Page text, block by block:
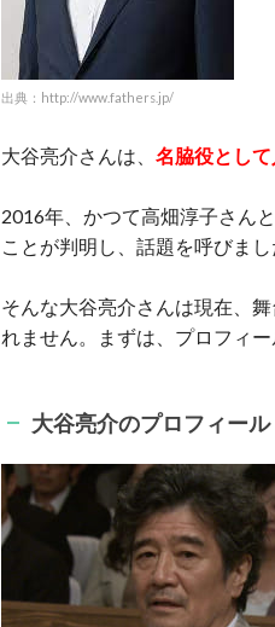
出典：http://www.fathers.jp/
大谷亮介さんは、 名脇役とし
2016年、かつて高畑淳子さん
ことが判明し、話題を呼びまし
そんな大谷亮介さんは現在、
れません。まずは、プロフィー
大谷亮介のプロフィール